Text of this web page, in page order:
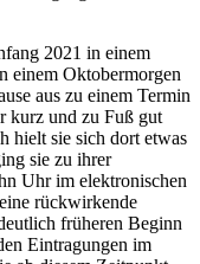
2021 in einem
einem Oktobermorgen
aus zu einem Termin
kurz und zu Fuß gut
hielt sie sich dort etwas
sie zu ihrer
Uhr im elektronischen
rückwirkende
früheren Beginn
Eintragungen im